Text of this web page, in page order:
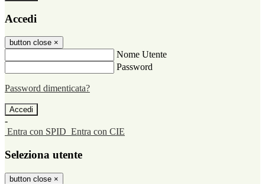
Accedi
button close ×
Nome Utente
Password
Password dimenticata?
-
Entra con SPID Entra con CIE
Seleziona utente
button close ×